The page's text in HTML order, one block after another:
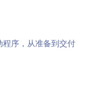
序，从准备到交付